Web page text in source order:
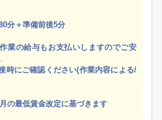
分＋準備前後5分
業の給与もお支払いしますのでご安
時にご確認ください(作業内容による/
の最低賃金改定に基づきます